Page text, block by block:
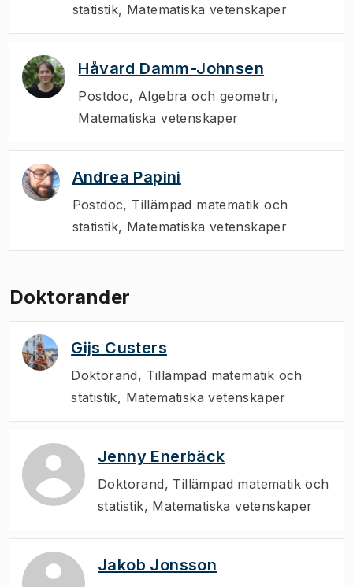
statistik, Matematiska vetenskaper
Håvard Damm-Johnsen
Postdoc, Algebra och geometri,
Matematiska vetenskaper
Andrea Papini
Postdoc, Tillämpad matematik och
statistik, Matematiska vetenskaper
Doktorander
Gijs Custers
Doktorand, Tillämpad matematik och
statistik, Matematiska vetenskaper
Jenny Enerbäck
Doktorand, Tillämpad matematik och
statistik, Matematiska vetenskaper
Jakob Jonsson